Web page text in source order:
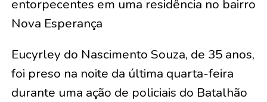
entorpecentes em uma residência no bairro
Nova Esperança
Eucyrley do Nascimento Souza, de 35 anos,
foi preso na noite da última quarta-feira
durante uma ação de policiais do Batalhão